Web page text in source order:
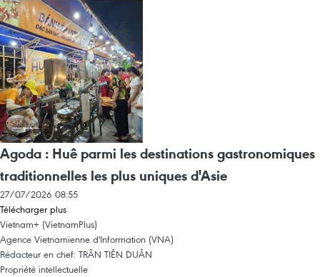
Agoda : Huê parmi les destinations gastronomiques
traditionnelles les plus uniques d'Asie
27/07/2026 08:55
Télécharger plus
Vietnam+ (VietnamPlus)
Agence Vietnamienne d'Information (VNA)
Rédacteur en chef: TRÂN TIÊN DUÂN
Propriété intellectuelle